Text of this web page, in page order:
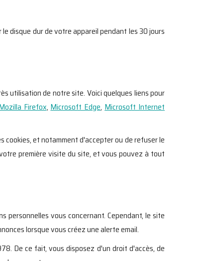
disque dur de votre appareil pendant les 30 jours
utilisation de notre site. Voici quelques liens pour
Firefox,Microsoft Edge,Microsoft Internet
et notamment d'accepter ou de refuser le
première visite du site, et vous pouvez à tout
vous concernant. Cependant, le site
lorsque vous créez une alerte email.
De ce fait, vous disposez d'un droit d'accès, de